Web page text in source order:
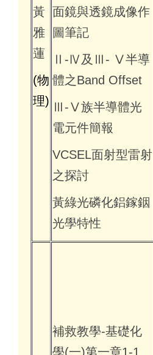
黃
雅
蓮
(物
理)
面鏡與透鏡成像作
圖筆記
Ⅱ-Ⅳ及Ⅲ- Ⅴ半導
體之Band Offset
Ⅲ-Ⅴ族半導體光
電元件簡報
VCSEL面射型雷射
之探討
黃綠光磷化鋁鎵銦
光學特性
補救教學-基礎化
學(一)第一章1-1